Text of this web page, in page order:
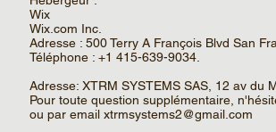
​Wix
Wix.com Inc.
Adresse : 500 Terry A François Blvd San
Téléphone : +1 415-639-9034.
Adresse: XTRM SYSTEMS SAS, 12 av du
Pour toute question supplémentaire,
ou par email xtrmsystems2@gmail.com